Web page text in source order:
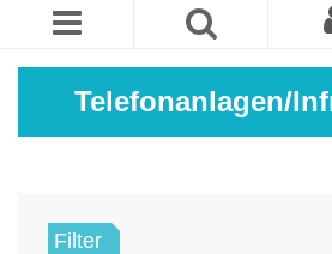
Telefonanlagen/
Filter